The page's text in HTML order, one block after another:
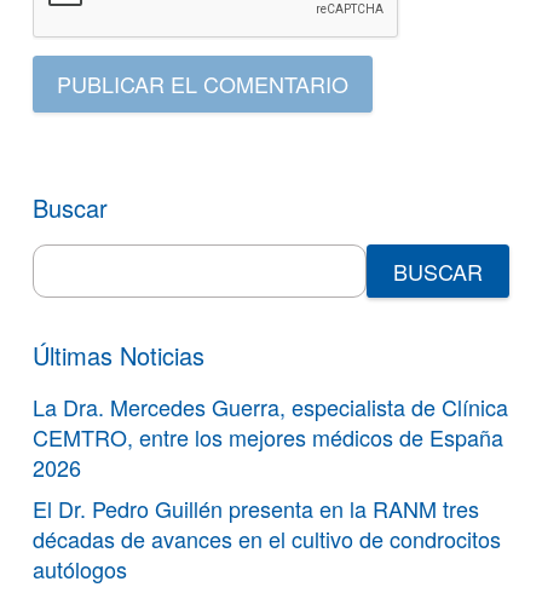
PUBLICAR EL COMENTARIO
Buscar
Search
for:
Últimas Noticias
La Dra. Mercedes Guerra, especialista de Clínica
CEMTRO, entre los mejores médicos de España
2026
El Dr. Pedro Guillén presenta en la RANM tres
décadas de avances en el cultivo de condrocitos
autólogos